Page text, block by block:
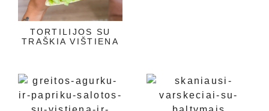
TORTILIJOS SU
TRAŠKIA VIŠTIENA